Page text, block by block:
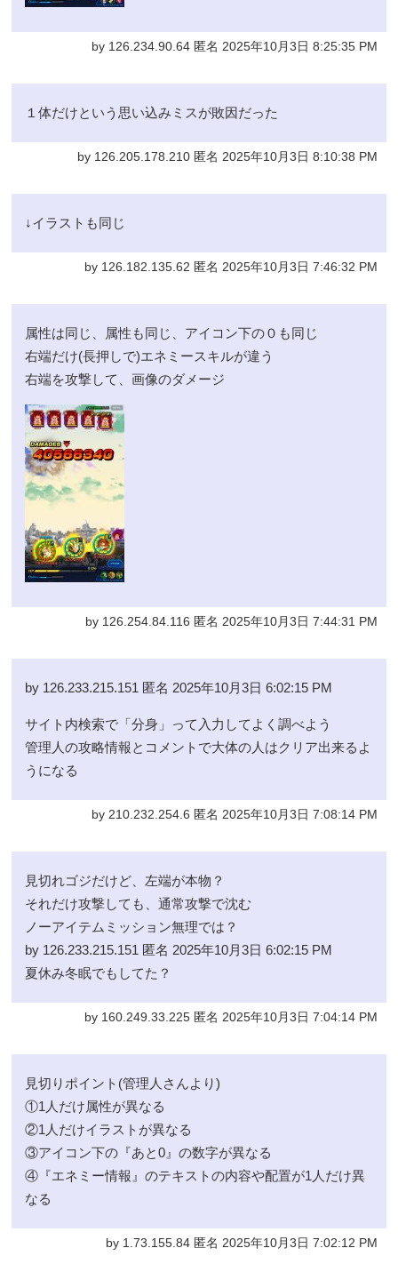
by 126.234.90.64 匿名 2025年10月3日 8:25:35 PM
１体だけという思い込みミスが敗因だった
by 126.205.178.210 匿名 2025年10月3日 8:10:38 PM
↓イラストも同じ
by 126.182.135.62 匿名 2025年10月3日 7:46:32 PM
属性は同じ、属性も同じ、アイコン下の０も同じ
右端だけ(長押しで)エネミースキルが違う
右端を攻撃して、画像のダメージ
by 126.254.84.116 匿名 2025年10月3日 7:44:31 PM
by 126.233.215.151 匿名 2025年10月3日 6:02:15 PM
サイト内検索で「分身」って入力してよく調べよう
管理人の攻略情報とコメントで大体の人はクリア出来るよ
うになる
by 210.232.254.6 匿名 2025年10月3日 7:08:14 PM
見切れゴジだけど、左端が本物？
それだけ攻撃しても、通常攻撃で沈む
ノーアイテムミッション無理では？
by 126.233.215.151 匿名 2025年10月3日 6:02:15 PM
夏休み冬眠でもしてた？
by 160.249.33.225 匿名 2025年10月3日 7:04:14 PM
見切りポイント(管理人さんより)
①1人だけ属性が異なる
②1人だけイラストが異なる
③アイコン下の『あと0』の数字が異なる
④『エネミー情報』のテキストの内容や配置が1人だけ異
なる
by 1.73.155.84 匿名 2025年10月3日 7:02:12 PM